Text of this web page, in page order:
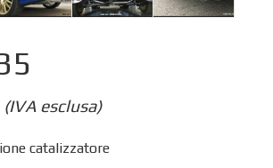
(IVA esclusa)
catalizzatore